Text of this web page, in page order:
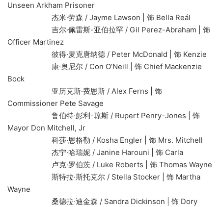
Unseen Arkham Prisoner
杰米·劳森 / Jayme Lawson | 饰 Bella Reál
吉尔·佩雷斯-亚伯拉罕 / Gil Perez-Abraham | 饰
Officer Martinez
彼得·麦克唐纳德 / Peter McDonald | 饰 Kenzie
康·奥尼尔 / Con O’Neill | 饰 Chief Mackenzie
Bock
亚历克斯·费恩斯 / Alex Ferns | 饰
Commissioner Pete Savage
鲁伯特·彭利-琼斯 / Rupert Penry-Jones | 饰
Mayor Don Mitchell, Jr
科莎·恩格勒 / Kosha Engler | 饰 Mrs. Mitchell
杰宁·哈瑞妮 / Janine Harouni | 饰 Carla
卢克·罗伯茨 / Luke Roberts | 饰 Thomas Wayne
斯特拉·斯托克尔 / Stella Stocker | 饰 Martha
Wayne
桑德拉·迪金森 / Sandra Dickinson | 饰 Dory